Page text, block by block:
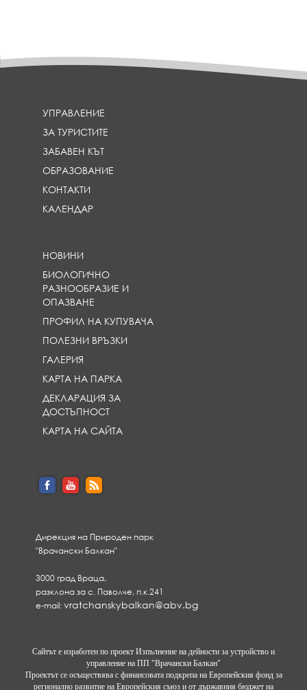
УПРАВЛЕНИЕ
ЗА ТУРИСТИТЕ
ЗАБАВЕН КЪТ
ОБРАЗОВАНИЕ
КОНТАКТИ
КАЛЕНДАР
НОВИНИ
БИОЛОГИЧНО
РАЗНООБРАЗИЕ И
ОПАЗВАНЕ
ПРОФИЛ НА КУПУВАЧА
ПОЛЕЗНИ ВРЪЗКИ
ГАЛЕРИЯ
КАРТА НА ПАРКА
ДЕКЛАРАЦИЯ ЗА
ДОСТЪПНОСТ
КАРТА НА САЙТА
Дирекция на Природен парк
"Врачански Балкан"
3000 град Враца,
разклона за с. Паволче, п.к.241
e-mail:vratchanskybalkan@abv.bg
Сайтът е изработен по проект Изпълнение на дейности за устройство и
управление на ПП "Врачански Балкан"
Проектът се осъществява с финансовата подкрепа на Европейския фонд за
регионално развитие на Европейския съюз и от държавния бюджет на